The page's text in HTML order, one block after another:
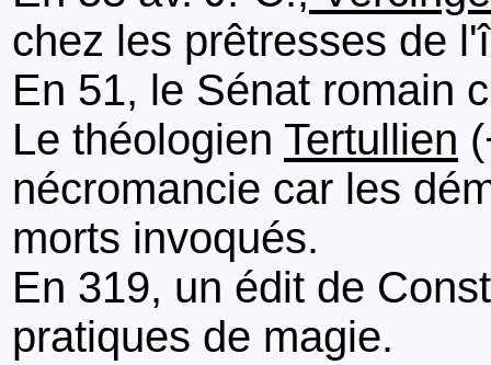
chez les prêtresses de
En 51, le Sénat romain
Le théologien Tertullien
nécromancie car les
morts invoqués.
En 319, un édit de
pratiques de magie.